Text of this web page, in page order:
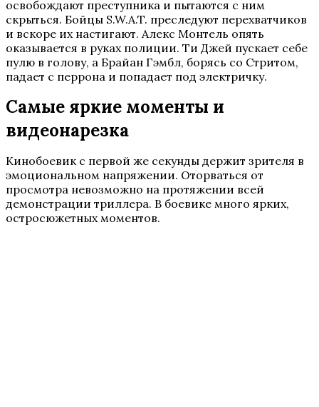
освобождают преступника и пытаются с ним
скрыться. Бойцы S.W.A.T. преследуют перехватчиков
и вскоре их настигают. Алекс Монтель опять
оказывается в руках полиции. Ти Джей пускает себе
пулю в голову, а Брайан Гэмбл, борясь со Стритом,
падает с перрона и попадает под электричку.
Самые яркие моменты и
видеонарезка
Кинобоевик с первой же секунды держит зрителя в
эмоциональном напряжении. Оторваться от
просмотра невозможно на протяжении всей
демонстрации триллера. В боевике много ярких,
остросюжетных моментов.